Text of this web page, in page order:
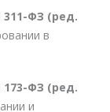
311-ФЗ (ред.
в
173-ФЗ (ред.
и